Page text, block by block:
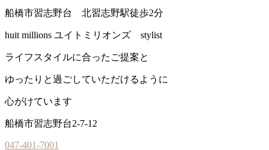
船橋市習志野台 北習志野駅徒歩2分
huit millions ユイトミリオンズ stylist
ライフスタイルに合ったご提案と
ゆったりと過ごしていただけるように
心がけています
船橋市習志野台2-7-12
047-401-7001